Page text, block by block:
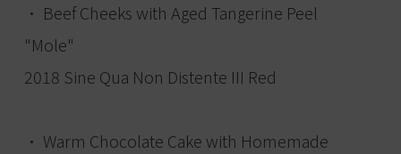
• Beef Cheeks with Aged Tangerine Peel
"Mole"
2018 Sine Qua Non Distente III Red
• Warm Chocolate Cake with Homemade